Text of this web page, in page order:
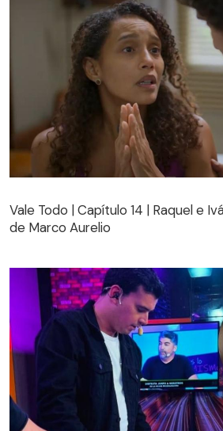
de Marco Aurelio
Vale Todo | Capítulo 14 | Raquel e
de Marco Aurelio